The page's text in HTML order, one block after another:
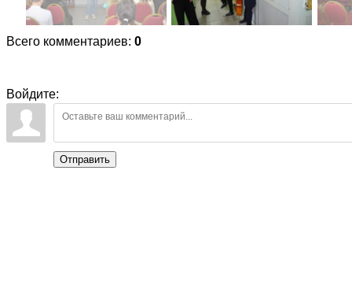
Всего комментариев: 0
Войдите:
Отправить